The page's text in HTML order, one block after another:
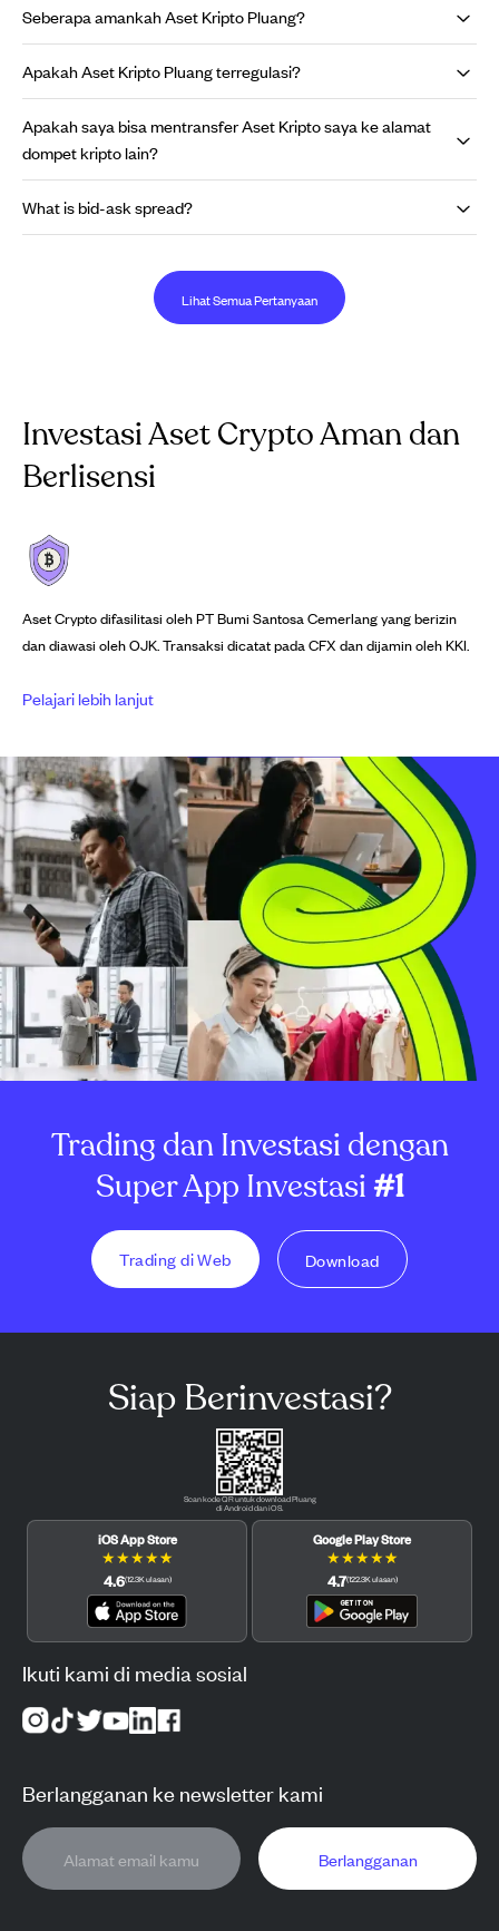
Seberapa amankah Aset Kripto Pluang?
Apakah Aset Kripto Pluang terregulasi?
Apakah saya bisa mentransfer Aset Kripto saya ke alamat
dompet kripto lain?
What is bid-ask spread?
Lihat Semua Pertanyaan
Investasi Aset Crypto Aman dan
Berlisensi
Aset Crypto difasilitasi oleh PT Bumi Santosa Cemerlang yang berizin
dan diawasi oleh OJK. Transaksi dicatat pada CFX dan dijamin oleh KKI.
Pelajari lebih lanjut
Trading dan Investasi dengan
Super App Investasi#1
Trading di Web Download
Siap Berinvestasi?
Scan kode QR untuk download Pluang
di Android dan iOS.
iOS App Store
★★★★★
4.6(12.3K ulasan)
Google Play Store
★★★★★
4.7(122.3K ulasan)
Ikuti kami di media sosial
Berlangganan ke newsletter kami
Berlangganan